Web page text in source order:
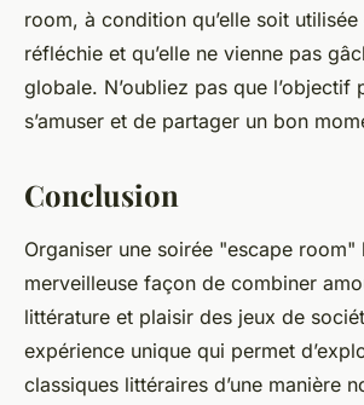
room, à condition qu’elle soit
réfléchie et qu’elle ne vienne pas
globale. N’oubliez pas que l’objectif
s’amuser et de partager un bon
Conclusion
Organiser une soirée "escape room"
merveilleuse façon de combiner
littérature et plaisir des jeux de
expérience unique qui permet
classiques littéraires d’une manière